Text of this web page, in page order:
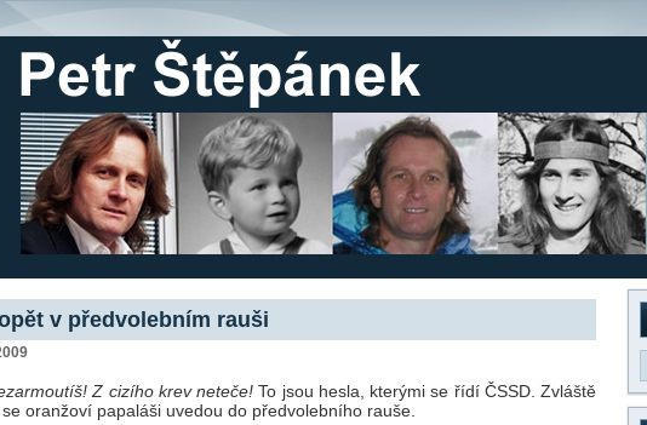
v předvolebním rauši
Z cizího krev neteče! To jsou hesla, kterými se řídí ČSSD. Zvláště
oranžoví papaláši uvedou do předvolebního rauše.